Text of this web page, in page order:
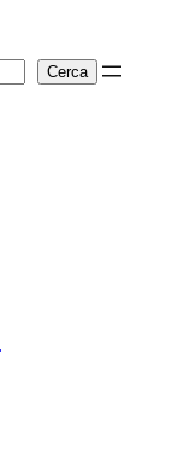
Cerca